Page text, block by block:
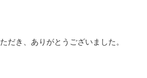
だき、ありがとうございました。